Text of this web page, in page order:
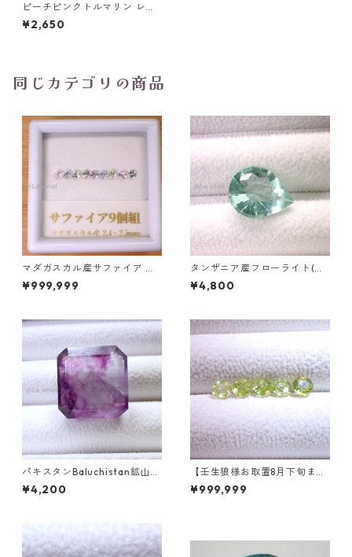
ピーチピンクトルマリン レク
タングルカットルース 0.7ct
6.4mm*4.6mm*2.4mm
¥2,650
同じカテゴリの商品
マダガスカル産サファイア ル
ース 9個組 2.4～2.5mm
¥999,999
タンザニア産フローライト(蛍
光) ペアシェイプカットルース
5.46ct 13.8mm*10.8mm*7.0
¥4,800
パキスタンBaluchistan鉱山産
フローライト スクエアカット
ルース 34.4ct 20 x 19.6 x 11
¥4,200
【壬生狼様お取置8月下旬ま
で】マダガスカル産スフェー
ン ラウンドカットルース 0.45
¥999,999